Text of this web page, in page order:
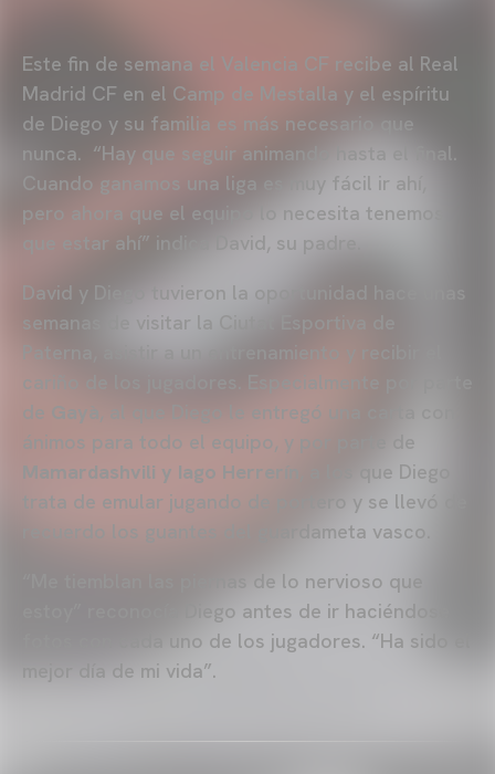
Este fin de semana el Valencia CF recibe al Real
Madrid CF en el Camp de Mestalla y el espíritu
de Diego y su familia es más necesario que
nunca. “Hay que seguir animando hasta el final.
Cuando ganamos una liga es muy fácil ir ahí,
pero ahora que el equipo lo necesita tenemos
que estar ahí” indica David, su padre.
David y Diego tuvieron la oportunidad hace unas
semanas de visitar la Ciutat Esportiva de
cariño de los jugadores. Especialmente por parte
de Gayà
, al que Diego le entregó una carta con
ánimos para todo el equipo, y por parte de
Mamardashvili y Iago Herrerín
, a los que Diego
trata de emular jugando de portero y se llevó de
recuerdo los guantes del guardameta vasco.
“Me tiemblan las piernas de lo nervioso que
estoy” reconocía Diego antes de ir haciéndose
fotos con cada uno de los jugadores. “Ha sido el
mejor día de mi vida”.